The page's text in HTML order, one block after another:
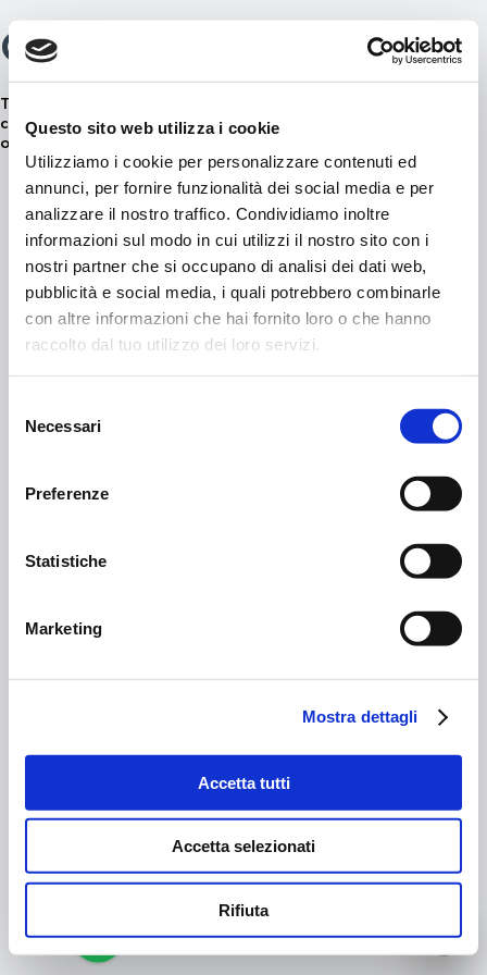
Questo sito web utilizza i cookie
Utilizziamo i cookie per personalizzare contenuti ed
annunci, per fornire funzionalità dei social media e per
analizzare il nostro traffico. Condividiamo inoltre
informazioni sul modo in cui utilizzi il nostro sito con i
nostri partner che si occupano di analisi dei dati web,
pubblicità e social media, i quali potrebbero combinarle
con altre informazioni che hai fornito loro o che hanno
raccolto dal tuo utilizzo dei loro servizi.
delNecessari
Preferenze
Statistiche
Marketing
Mostra dettagli
Accetta tutti
Accetta selezionati
Rifiuta
Skip
to
content
0
Closures
The closing periods will be communicated through our
communication channels.Click HEREto stay updated on the
opening/closing times and periods of the Aquagranda areas.
© 2021 APT Livigno
C.F. 92015260141
Aquagranda
Via Rasia – Livigno (So)
+39 0342 970277
FAQ
Privacy policy
Cookie Policy
Terms of use